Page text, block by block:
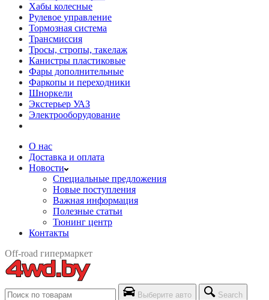
Хабы колесные
Рулевое управление
Тормозная система
Трансмиссия
Тросы, стропы, такелаж
Канистры пластиковые
Фары дополнительные
Фаркопы и переходники
Шноркели
Экстерьер УАЗ
Электрооборудование
О нас
Доставка и оплата
Новости
Специальные предложения
Новые поступления
Важная информация
Полезные статьи
Тюнинг центр
Контакты
Off-road гипермаркет
Выберите авто Search